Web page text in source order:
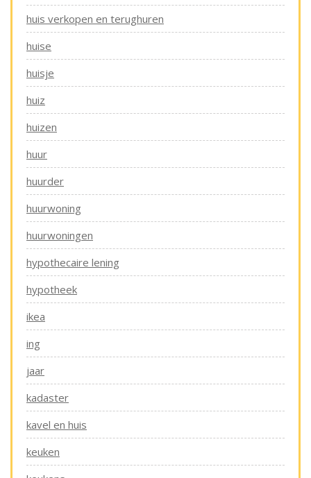
huis verkopen en terughuren
huise
huisje
huiz
huizen
huur
huurder
huurwoning
huurwoningen
hypothecaire lening
hypotheek
ikea
ing
jaar
kadaster
kavel en huis
keuken